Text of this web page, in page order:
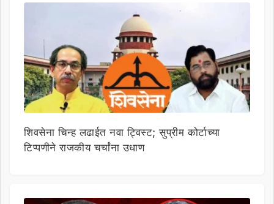
शिवसेना चिन्ह लढाईत नवा ट्विस्ट; सुप्रीम कोर्टाच्या
टिप्पणीने राजकीय चर्चांना उधाण